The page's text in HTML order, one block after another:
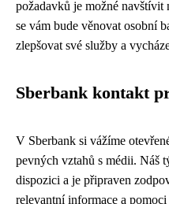
požadavků je možné navštívit
se vám bude věnovat osobní
zlepšovat své služby a
Sberbank kontakt
V Sberbank si vážíme
pevných vztahů s médii. Náš
dispozici a je připraven
relevantní informace a